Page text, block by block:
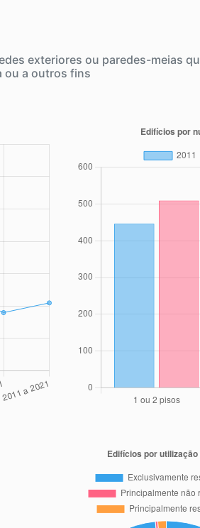
exteriores ou paredes-meias
ou a outros fins